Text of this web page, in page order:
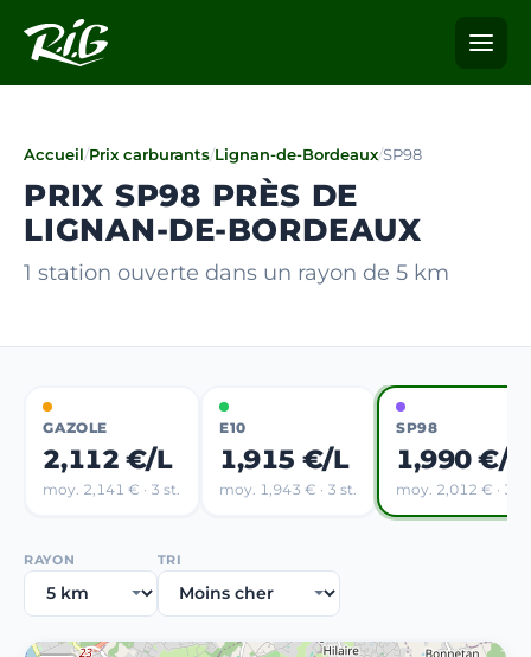
Accueil/Prix carburants/Lignan-de-Bordeaux/SP98
PRIX SP98 PRÈS DE
LIGNAN-DE-BORDEAUX
1 station ouverte dans un rayon de 5 km
GAZOLE
2,112 €/L
moy. 2,141 € · 3 st.
E10
1,915 €/L
moy. 1,943 € · 3 st.
SP98
1,990 €/L
moy. 2,012 € · 3
RAYON TRI